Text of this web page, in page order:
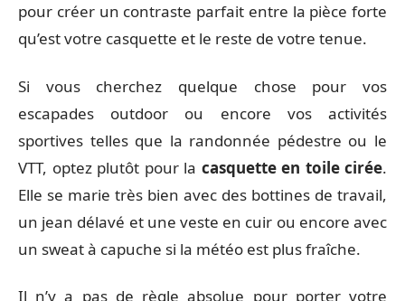
pour créer un contraste parfait entre la pièce forte
qu’est votre casquette et le reste de votre tenue.
Si vous cherchez quelque chose pour vos
escapades outdoor ou encore vos activités
sportives telles que la randonnée pédestre ou le
VTT, optez plutôt pour la casquette en toile cirée.
Elle se marie très bien avec des bottines de travail,
un jean délavé et une veste en cuir ou encore avec
un sweat à capuche si la météo est plus fraîche.
Il n’y a pas de règle absolue pour porter votre